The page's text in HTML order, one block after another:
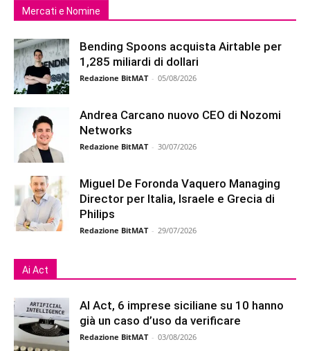
Mercati e Nomine
Bending Spoons acquista Airtable per
1,285 miliardi di dollari
Redazione BitMAT - 05/08/2026
Andrea Carcano nuovo CEO di Nozomi
Networks
Redazione BitMAT - 30/07/2026
Miguel De Foronda Vaquero Managing
Director per Italia, Israele e Grecia di
Philips
Redazione BitMAT - 29/07/2026
Ai Act
AI Act, 6 imprese siciliane su 10 hanno
già un caso d’uso da verificare
Redazione BitMAT - 03/08/2026